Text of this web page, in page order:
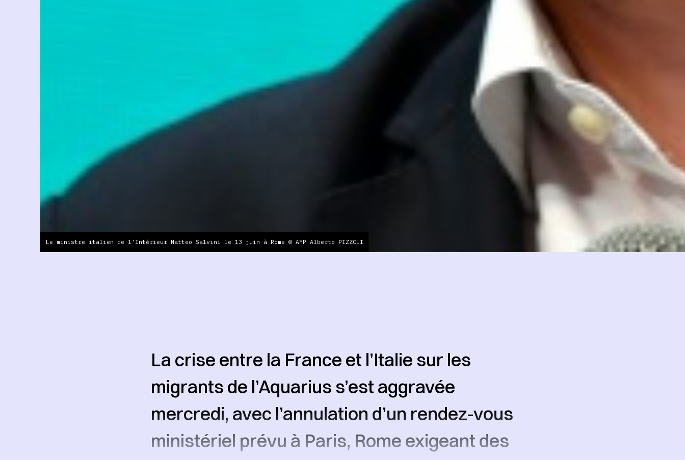
Le ministre italien de l'Intérieur Matteo Salvini le 13 juin à Rome © AFP Alberto PIZZOLI
La crise entre la France et l’Italie sur les
migrants de l’Aquarius s’est aggravée
mercredi, avec l’annulation d’un rendez-vous
ministériel prévu à Paris, Rome exigeant des